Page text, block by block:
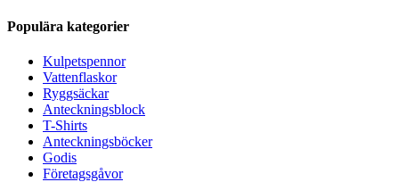
Populära kategorier
Kulpetspennor
Vattenflaskor
Ryggsäckar
Anteckningsblock
T-Shirts
Anteckningsböcker
Godis
Företagsgåvor